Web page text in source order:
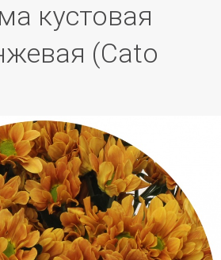
кустовая
(Cato